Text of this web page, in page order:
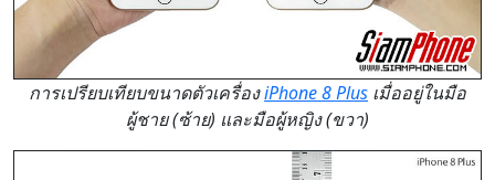
การเปรียบเทียบขนาดตัวเครื่องiPhone 8 Plus เมื่ออยู่ในมือ
ผู้ชาย (ซ้าย) และมือผู้หญิง (ขวา)